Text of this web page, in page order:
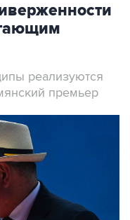
реализуются
премьер